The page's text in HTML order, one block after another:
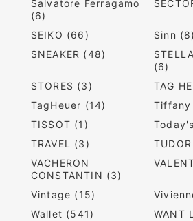
Salvatore Ferragamo
(6)
SEIKO (66)
Sinn (8)
SNEAKER (48)
(6)
STORES (3)
TAG
TagHeuer (14)
Tiffany
TISSOT (1)
TRAVEL (3)
VACHERON
CONSTANTIN (3)
Vintage (15)
Wallet (541)
WANT